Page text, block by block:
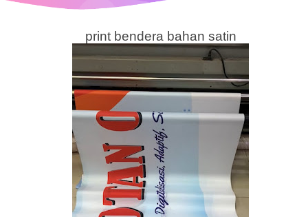
print bendera bahan satin